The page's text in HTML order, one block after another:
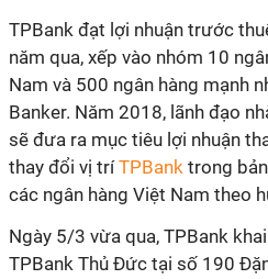
TPBank đạt lợi nhuận trước
năm qua, xếp vào nhóm 10
Nam và 500 ngân hàng mạnh
Banker. Năm 2018, lãnh đạo
sẽ đưa ra mục tiêu lợi nhuận
thay đổi vị tríTPBank trong
các ngân hàng Việt Nam theo
Ngày 5/3 vừa qua, TPBank
TPBank Thủ Đức tại số 190